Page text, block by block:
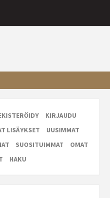
KIRJAUDU
LISÄYKSET
UUSIMMAT
SUOSITUIMMAT
OMAT
HAKU